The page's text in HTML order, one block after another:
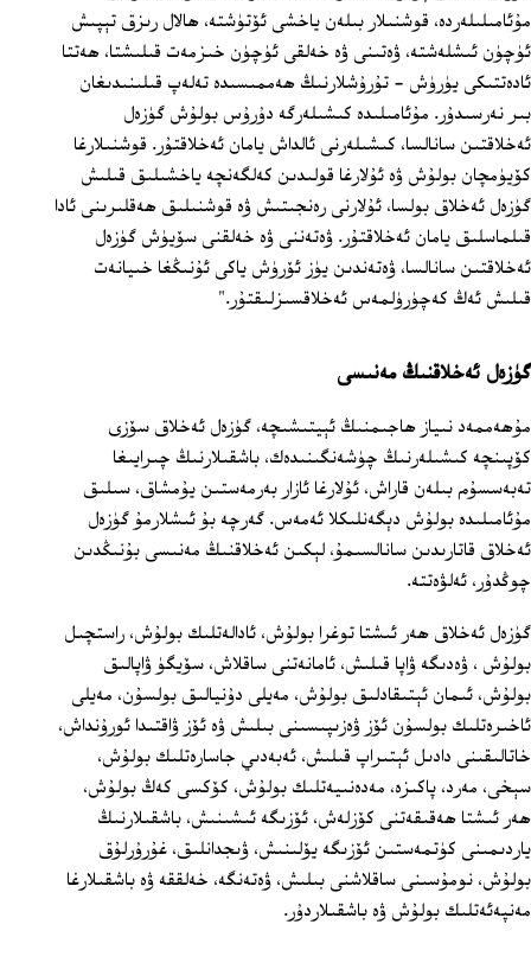
مۇئامىلىلەردە، قوشنىلار بىلەن ياخشى ئۆتۈشتە، ھالال رىزق تېپىش
ئۈچۈن ئىشلەشتە، ۋەتىنى ۋە خەلقى ئۈچۈن خىزمەت قىلىشتا، ھەتتا
ئادەتتىكى يۈرۈش - تۇرۇشلارنىڭ ھەممىسىدە تەلەپ قىلىنىدىغان
بىر نەرسىدۇر. مۇئامىلىدە كىشىلەرگە دۇرۇس بولۇش گۈزەل
ئەخلاقتىن سانالسا، كىشىلەرنى ئالداش يامان ئەخلاقتۇر. قوشنىلارغا
كۆيۈمچان بولۇش ۋە ئۇلارغا قولىدىن كەلگەنچە ياخشىلىق قىلىش
گۈزەل ئەخلاق بولسا، ئۇلارنى رەنجىتىش ۋە قوشنىلىق ھەقلىرىنى ئادا
قىلماسلىق يامان ئەخلاقتۇر. ۋەتەننى ۋە خەلقنى سۆيۈش گۈزەل
ئەخلاقتىن سانالسا، ۋەتەندىن يۈز ئۆرۈش ياكى ئۇنىڭغا خىيانەت
قىلىش ئەڭ كەچۈرۈلمەس ئەخلاقسىزلىقتۇر."
گۈزەل ئەخلاقنىڭ مەنىسى
مۇھەممەد نىياز ھاجىمنىڭ ئېيتىشىچە، گۈزەل ئەخلاق سۆزى
كۆپىنچە كىشىلەرنىڭ چۈشەنگىنىدەك، باشقىلارنىڭ چىرايىغا
تەبەسسۇم بىلەن قاراش، ئۇلارغا ئازار بەرمەستىن يۇمشاق، سىلىق
مۇئامىلىدە بولۇش دېگەنلىكلا ئەمەس. گەرچە بۇ ئىشلارمۇ گۈزەل
ئەخلاق قاتارىدىن سانالسىمۇ، لېكىن ئەخلاقنىڭ مەنىسى بۇنىڭدىن
چوڭدۇر، ئەلۋەتتە.
گۈزەل ئەخلاق ھەر ئىشتا توغرا بولۇش، ئادالەتلىك بولۇش، راستچىل
بولۇش ، ۋەدىگە ۋاپا قىلىش، ئامانەتنى ساقلاش، سۆيگۈ ۋاپالىق
بولۇش، ئىمان ئېتىقادلىق بولۇش، مەيلى دۇنيالىق بولسۇن، مەيلى
ئاخىرەتلىك بولسۇن ئۆز ۋەزىپىسىنى بىلىش ۋە ئۆز ۋاقتىدا ئورۇنداش،
خاتالىقىنى دادىل ئېتىراپ قىلىش، ئەبەدىي جاسارەتلىك بولۇش،
سېخى، مەرد، پاكىزە، مەدەنىيەتلىك بولۇش، كۆكسى كەڭ بولۇش،
ھەر ئىشتا ھەقىقەتنى كۆزلەش، ئۆزىگە ئىشىنىش، باشقىلارنىڭ
ياردىمىنى كۈتمەستىن ئۆزىگە يۆلىنىش، ۋىجدانلىق، غۇرۇرلۇق
بولۇش، نومۇسىنى ساقلاشنى بىلىش، ۋەتەنگە، خەلققە ۋە باشقىلارغا
مەنپەئەتلىك بولۇش ۋە باشقىلاردۇر.